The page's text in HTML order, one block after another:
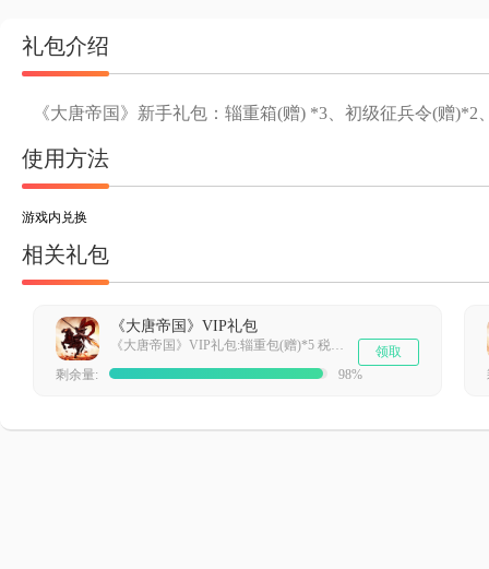
礼包介绍
《大唐帝国》新手礼包：辎重箱(赠) *3、初级征兵令(赠
使用方法
游戏内兑换
相关礼包
《大唐帝国》VIP礼包
《大唐帝国》VIP礼包:辎重包(赠)*5 税吏鞭(赠)*2 元宝卡（赠）*50 高级迁城令(赠)*1 武将刷新卡(赠)*2 建筑排程卡(赠)*1 小喇叭(赠) *10 转运符(赠)*5
剩余量:
98%
领取